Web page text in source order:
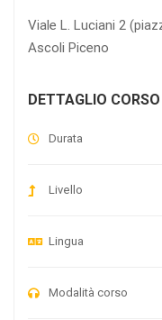
Viale L. Luciani 2
Ascoli Piceno
DETTAGLIO CORSO
Durata
Livello
Lingua
Modalità corso